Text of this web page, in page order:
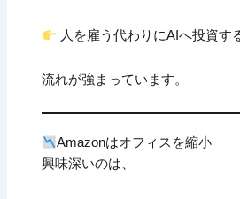
人を雇う代わりにAIへ投資す
流れが強まっています。
Amazonはオフィスを縮小
興味深いのは、